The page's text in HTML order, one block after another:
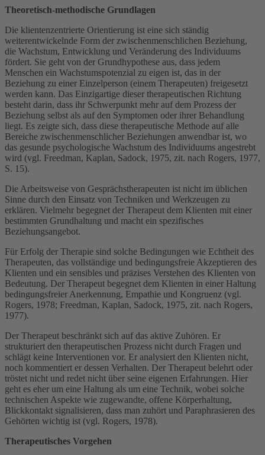
Theoretisch-methodische Grundlagen
Die klientenzentrierte Orientierung ist eine sich ständig
weiterentwickelnde Form der zwischenmenschlichen Beziehung,
die Wachstum, Entwicklung und Veränderung des Individuums
fördert. Sie geht von der Grundhypothese aus, dass jedem
Menschen ein Wachstumspotenzial zu eigen ist, das in der
Beziehung zu einer Einzelperson (einem Therapeuten) freigesetzt
werden kann. Das Einzigartige dieser therapeutischen Richtung
besteht darin, dass ihr Schwerpunkt mehr auf dem Prozess der
Beziehung selbst als auf den Symptomen oder ihrer Behandlung
liegt. Es zeigte sich, dass diese therapeutische Methode auf alle
Bereiche zwischenmenschlicher Beziehungen anwendbar ist, wo
das gesunde psychologische Wachstum des Individuums angestrebt
wird (vgl. Freedman, Kaplan, Sadock, 1975, zit. nach Rogers, 1977,
S. 15).
Die Arbeitsweise von Gesprächstherapeuten ist nicht im üblichen
Sinne durch den Einsatz von Techniken und Werkzeugen zu
erklären. Vielmehr begegnet der Therapeut dem Klienten mit einer
bestimmten Grundhaltung und macht ein spezifisches
Beziehungsangebot.
Für Erfolg der Therapie sind solche Bedingungen wie Echtheit des
Therapeuten, das vollständige und bedingungsfreie Akzeptieren des
Klienten und ein sensibles und präzises Verstehen des Klienten von
Bedeutung. Der Therapeut begegnet dem Klienten in einer Haltung
bedingungsfreier Anerkennung, Empathie und Kongruenz (vgl.
Rogers, 1978; Freedman, Kaplan, Sadock, 1975, zit. nach Rogers,
1977).
Der Therapeut beschränkt sich auf das aktive Zuhören. Er
strukturiert den therapeutischen Prozess nicht durch Fragen und
schlägt keine Interventionen vor. Er analysiert den Klienten nicht,
noch kommentiert er dessen Verhalten. Der Therapeut belehrt oder
tröstet nicht und redet nicht über seine eigenen Erfahrungen. Hier
geht es eher um eine Haltung als um eine Technik, wobei solche
technischen Aspekte wie zugewandte, offene Körperhaltung,
Blickkontakt signalisieren, dass man zuhört und Paraphrasieren des
Gehörten wichtig ist (vgl. Rogers, 1978).
Therapeutisches Vorgehen